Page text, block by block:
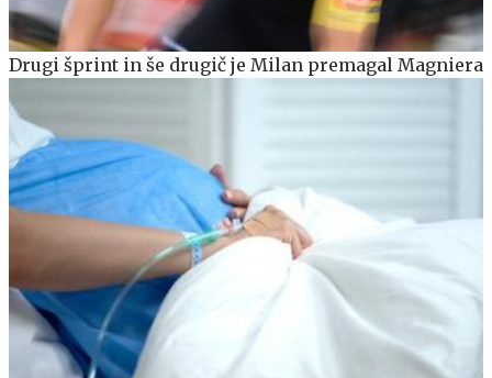
Drugi šprint in še drugič je Milan premagal Magniera